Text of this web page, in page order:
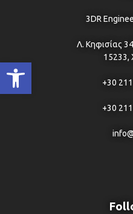
Ανοίξτε τη γραμμή εργαλείων
3DR
Λ. Κηφισίας
15233,
+30
+30